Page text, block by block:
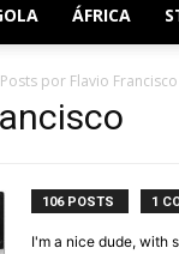
ÁFRICA
Posts por Flavio Francisco
106 POSTS 1
I'm a nice dude, with